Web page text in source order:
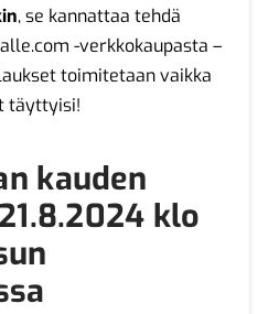
, se kannattaa tehdä
-verkkokaupasta –
toimitetaan vaikka
täyttyisi!
kauden
klo